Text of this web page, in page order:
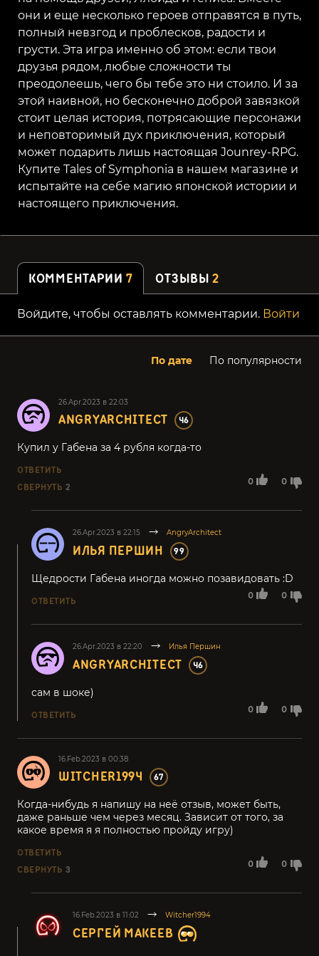
они и еще несколько героев отправятся в путь,
полный невзгод и проблесков, радости и
грусти. Эта игра именно об этом: если твои
друзья рядом, любые сложности ты
преодолеешь, чего бы тебе это ни стоило. И за
этой наивной, но бесконечно доброй завязкой
стоит целая история, потрясающие персонажи
и неповторимый дух приключения, который
может подарить лишь настоящая Jounrey-RPG.
Купите Tales of Symphonia в нашем магазине и
испытайте на себе магию японской истории и
настоящего приключения.
КОММЕНТАРИИ 7 ОТЗЫВЫ2
Войдите, чтобы оставлять комментарии. Войти
По дате По популярности
26.Apr.2023 в 22:03
ANGRYARCHITECT 46
0 0
Купил у Габена за 4 рубля когда-то
ОТВЕТИТЬ
СВЕРНУТЬ 2
26.Apr.2023 в 22:15 AngryArchitect
ИЛЬЯ ПЕРШИН 99
0 0
Щедрости Габена иногда можно позавидовать :D
ОТВЕТИТЬ
26.Apr.2023 в 22:20 Илья Першин
ANGRYARCHITECT 46
0 0
сам в шоке)
ОТВЕТИТЬ
16.Feb.2023 в 00:38
WITCHER1994 67
0 0
Когда-нибудь я напишу на неё отзыв, может быть,
даже раньше чем через месяц. Зависит от того, за
какое время я я полностью пройду игру)
ОТВЕТИТЬ
СВЕРНУТЬ 3
16.Feb.2023 в 11:02 Witcher1994
СЕРГЕЙ МАКЕЕВ